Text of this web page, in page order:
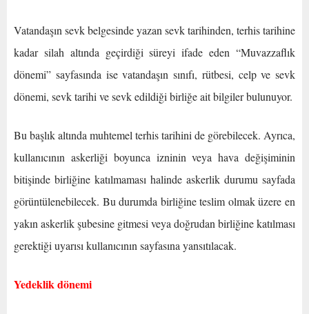
Vatandaşın sevk belgesinde yazan sevk tarihinden, terhis tarihine
kadar silah altında geçirdiği süreyi ifade eden “Muvazzaflık
dönemi” sayfasında ise vatandaşın sınıfı, rütbesi, celp ve sevk
dönemi, sevk tarihi ve sevk edildiği birliğe ait bilgiler bulunuyor.
Bu başlık altında muhtemel terhis tarihini de görebilecek. Ayrıca,
kullanıcının askerliği boyunca izninin veya hava değişiminin
bitişinde birliğine katılmaması halinde askerlik durumu sayfada
görüntülenebilecek. Bu durumda birliğine teslim olmak üzere en
yakın askerlik şubesine gitmesi veya doğrudan birliğine katılması
gerektiği uyarısı kullanıcının sayfasına yansıtılacak.
Yedeklik dönemi